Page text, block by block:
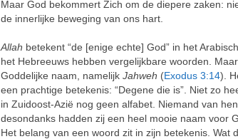
Maar God bekommert Zich om de diepere zaken:
de innerlijke beweging van ons hart.
Allah betekent “de [enige echte] God” in het
het Hebreeuws hebben vergelijkbare woorden.
Goddelijke naam, namelijk Jahweh (Exodus 3:14).
een prachtige betekenis: “Degene die is”. Niet zo
in Zuidoost-Azië nog geen alfabet. Niemand van
desondanks hadden zij een heel mooie naam voor
Het belang van een woord zit in zijn betekenis. Wat